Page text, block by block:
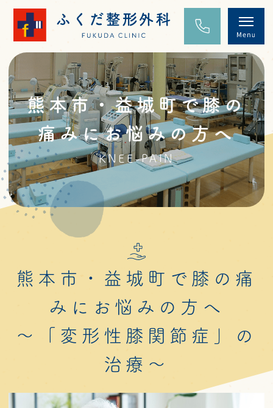
熊本市・益城町で膝の
痛みにお悩みの方へ
KNEE-PAIN
熊本市・益城町で 膝の痛
みにお悩みの方へ
～「変形性膝関節症」の
治療～